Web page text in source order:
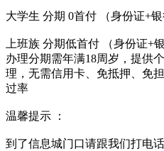
大学生 分期 0首付 （身份证+银
上班族 分期低首付 （身份证+
办理分期需年满18周岁，提供
理，无需信用卡、免抵押、免
过率
温馨提示 ：
到了信息城门口请跟我们打电